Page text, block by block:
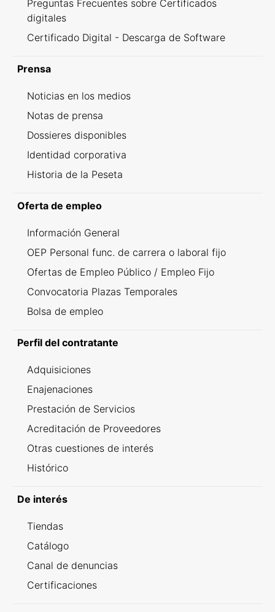
Preguntas Frecuentes sobre Certificados
digitales
Certificado Digital - Descarga de Software
Prensa
Noticias en los medios
Notas de prensa
Dossieres disponibles
Identidad corporativa
Historia de la Peseta
Oferta de empleo
Información General
OEP Personal func. de carrera o laboral fijo
Ofertas de Empleo Público / Empleo Fijo
Convocatoria Plazas Temporales
Bolsa de empleo
Perfil del contratante
Adquisiciones
Enajenaciones
Prestación de Servicios
Acreditación de Proveedores
Otras cuestiones de interés
Histórico
De interés
Tiendas
Catálogo
Canal de denuncias
Certificaciones